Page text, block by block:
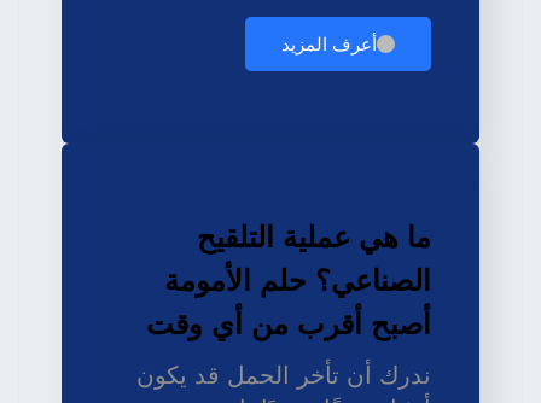
أعرف المزيد
ما هي عملية التلقيح
الصناعي؟ حلم الأمومة
أصبح أقرب من أي وقت
ندرك أن تأخر الحمل قد يكون